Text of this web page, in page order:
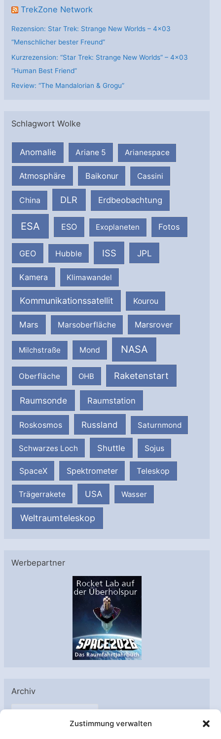
Zustimmung verwalten
TrekZone Network
Rezension: Star Trek: Strange New Worlds – 4×03
“Menschlicher bester Freund”
Kurzrezension: “Star Trek: Strange New Worlds” – 4×03
“Human Best Friend”
Review: “The Mandalorian & Grogu”
Schlagwort Wolke
Anomalie Ariane 5 Arianespace
Atmosphäre Baikonur Cassini
China DLR Erdbeobachtung
ESA ESO Exoplaneten Fotos
GEO Hubble ISS JPL
Kamera Klimawandel
Kommunikationssatellit Kourou
Mars Marsoberfläche Marsrover
Milchstraße Mond NASA
Oberfläche OHB Raketenstart
Raumsonde Raumstation
Roskosmos Russland Saturnmond
Schwarzes Loch Shuttle Sojus
SpaceX Spektrometer Teleskop
Trägerrakete USA Wasser
Weltraumteleskop
Werbepartner
Archiv
A